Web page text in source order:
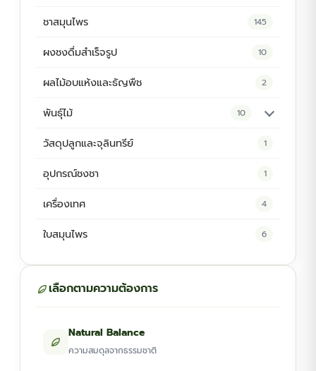
ชาสมุนไพร 145
ผงชงดื่มสำเร็จรูป 10
ผลไม้อบแห้งและธัญพืช 2
พันธุ์ไม้ 10
ต้นพันธุ์สมุนไพร 5
วัสดุปลูกและจุลินทรีย์ 1
อุปกรณ์ชงชา 1
เครื่องเทศ 4
ใบสมุนไพร 6
เลือกตามความต้องการ
Natural Balance
ความสมดุลจากธรรมชาติ